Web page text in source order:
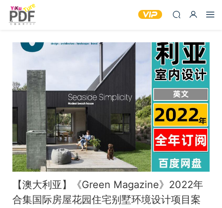
【澳大利亚】《Green Magazine》2022年
合集国际房屋花园住宅别墅环境设计项目案